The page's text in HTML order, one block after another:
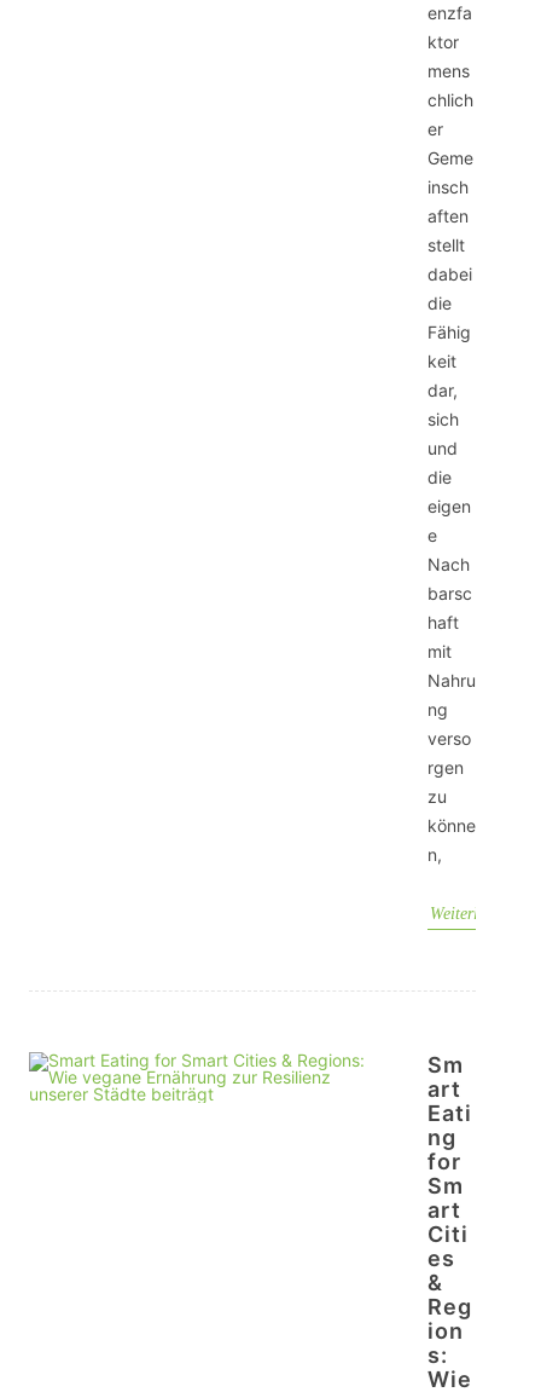
enzfa
ktor
mens
chlich
er
Geme
insch
aften
stellt
dabei
die
Fähig
keit
dar,
sich
und
die
eigen
e
Nach
barsc
haft
mit
Nahru
ng
verso
rgen
zu
könne
n,
Weiterlesen
Sm
art
Eati
ng
for
Sm
art
Citi
es
&
Reg
ion
s:
Wie